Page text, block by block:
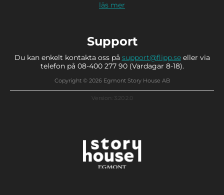
läs mer
Support
Du kan enkelt kontakta oss på support@flipp.seeller via
telefon på 08-400 277 90 (Vardagar 8-18).
Copyright © 2026 Egmont Story House AB
Version: 3.20.2.0